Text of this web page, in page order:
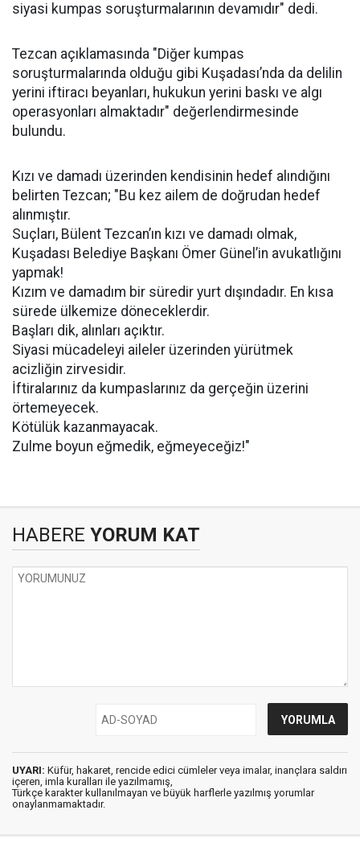
siyasi kumpas soruşturmalarının devamıdır" dedi.
Tezcan açıklamasında "Diğer kumpas
soruşturmalarında olduğu gibi Kuşadası’nda da delilin
yerini iftiracı beyanları, hukukun yerini baskı ve algı
operasyonları almaktadır" değerlendirmesinde
bulundu.
Kızı ve damadı üzerinden kendisinin hedef alındığını
belirten Tezcan; "Bu kez ailem de doğrudan hedef
alınmıştır.
Suçları, Bülent Tezcan’ın kızı ve damadı olmak,
Kuşadası Belediye Başkanı Ömer Günel’in avukatlığını
yapmak!
Kızım ve damadım bir süredir yurt dışındadır. En kısa
sürede ülkemize döneceklerdir.
Başları dik, alınları açıktır.
Siyasi mücadeleyi aileler üzerinden yürütmek
acizliğin zirvesidir.
İftiralarınız da kumpaslarınız da gerçeğin üzerini
örtemeyecek.
Kötülük kazanmayacak.
Zulme boyun eğmedik, eğmeyeceğiz!"
HABERE YORUM KAT
UYARI: Küfür, hakaret, rencide edici cümleler veya imalar, inançlara saldırı
içeren, imla kuralları ile yazılmamış,
Türkçe karakter kullanılmayan ve büyük harflerle yazılmış yorumlar
onaylanmamaktadır.